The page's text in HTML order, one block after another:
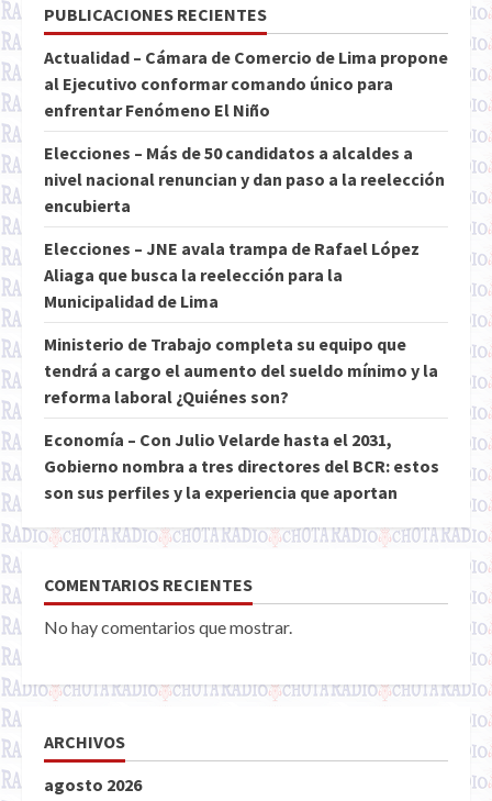
PUBLICACIONES RECIENTES
Actualidad – Cámara de Comercio de Lima propone
al Ejecutivo conformar comando único para
enfrentar Fenómeno El Niño
Elecciones – Más de 50 candidatos a alcaldes a
nivel nacional renuncian y dan paso a la reelección
encubierta
Elecciones – JNE avala trampa de Rafael López
Aliaga que busca la reelección para la
Municipalidad de Lima
Ministerio de Trabajo completa su equipo que
tendrá a cargo el aumento del sueldo mínimo y la
reforma laboral ¿Quiénes son?
Economía – Con Julio Velarde hasta el 2031,
Gobierno nombra a tres directores del BCR: estos
son sus perfiles y la experiencia que aportan
COMENTARIOS RECIENTES
No hay comentarios que mostrar.
ARCHIVOS
agosto 2026